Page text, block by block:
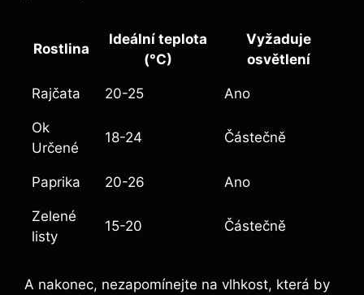
Rostlina
Ideální teplota
(°C)
Vyžaduje
osvětlení
Rajčata 20-25 Ano
Ok
Určené
18-24 Částečně
Paprika 20-26 Ano
Zelené
listy
15-20 Částečně
A nakonec, nezapomínejte na vlhkost, která by